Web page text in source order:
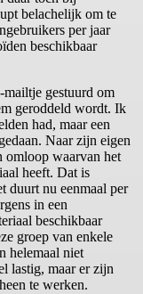
belachelijk om te
per jaar
beschikbaar
gestuurd om
geroddeld wordt. Ik
had, maar een
Naar zijn eigen
omloop waarvan het
heeft. Dat is
duurt nu eenmaal per
in een
beschikbaar
groep van enkele
helemaal niet
lastig, maar er zijn
te werken.